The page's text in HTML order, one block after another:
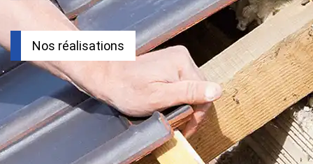
Nos réalisations